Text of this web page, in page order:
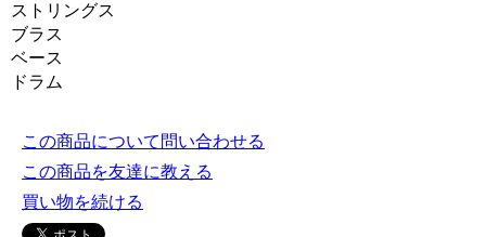
ストリングス
ブラス
ベース
ドラム
この商品について問い合わせる
この商品を友達に教える
買い物を続ける